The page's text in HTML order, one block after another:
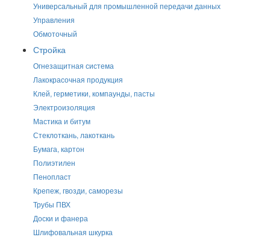
Универсальный для промышленной передачи данных
Управления
Обмоточный
Стройка
Огнезащитная система
Лакокрасочная продукция
Клей, герметики, компаунды, пасты
Электроизоляция
Мастика и битум
Стеклоткань, лакоткань
Бумага, картон
Полиэтилен
Пенопласт
Крепеж, гвозди, саморезы
Трубы ПВХ
Доски и фанера
Шлифовальная шкурка